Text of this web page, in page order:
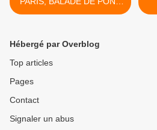
EN PONT (05/02/2021)
Hébergé par Overblog
Top articles
Pages
Contact
Signaler un abus